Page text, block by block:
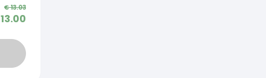
€13.03
13.00